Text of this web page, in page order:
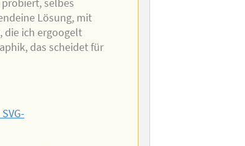
selbes
Lösung, mit
die ich ergoogelt
das scheidet für